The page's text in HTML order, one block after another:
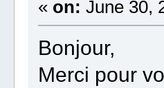
« on: June 30,
Bonjour,
Merci pour